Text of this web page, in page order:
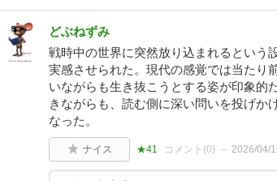
どぶねずみ
戦時中の世界に突然放り込まれるという
実感させられた。現代の感覚では当たり
いながらも生き抜こうとする姿が印象的
きながらも、読む側に深い問いを投げか
なった。
ナイス ★41 コメント(0) 2026/04/